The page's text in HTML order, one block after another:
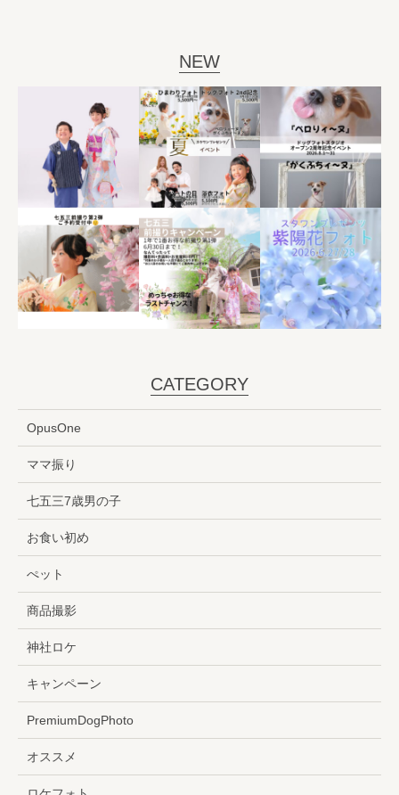
NEW
CATEGORY
OpusOne
ママ振り
七五三7歳男の子
お食い初め
ぺット
商品撮影
神社ロケ
キャンペーン
PremiumDogPhoto
オススメ